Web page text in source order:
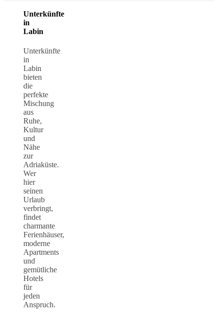
Unterkünfte
in
Labin
Unterkünfte
in
Labin
bieten
die
perfekte
Mischung
aus
Ruhe,
Kultur
und
Nähe
zur
Adriaküste.
Wer
hier
seinen
Urlaub
verbringt,
findet
charmante
Ferienhäuser,
moderne
Apartments
und
gemütliche
Hotels
für
jeden
Anspruch.